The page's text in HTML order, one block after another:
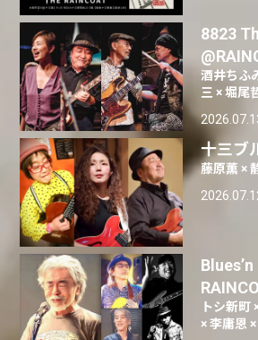
8823
酒井ちふ
三 × 堀尾
十三ブ
藤原薫 ×
トシ新町
× 李庸恩